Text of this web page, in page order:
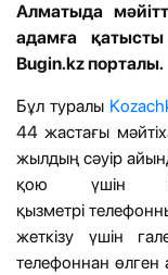
Алматыда
адамға
Bugin.kz порталы.
Бұл туралы
44 жастағы
жылдың сәуір
қою үшін
қызметрі
жеткізу үшін
телефоннан